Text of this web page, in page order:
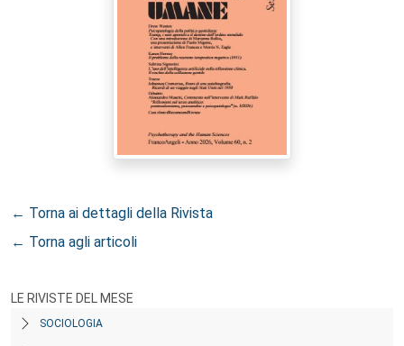
← Torna ai dettagli della Rivista
← Torna agli articoli
LE RIVISTE DEL MESE
SOCIOLOGIA